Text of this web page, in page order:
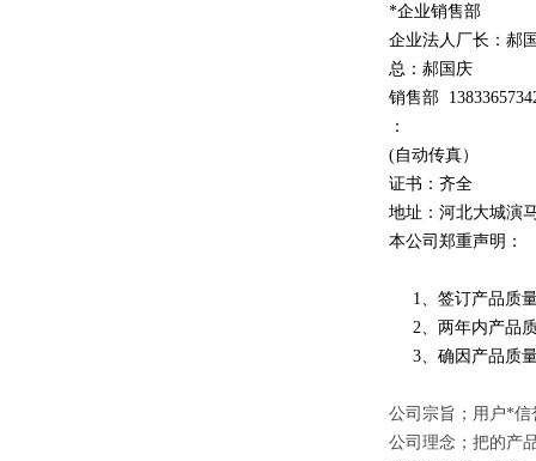
*企业销售部
企业法人厂长：郝
总：郝国庆
销售部 13833
：
(自动传真）
证书：齐全
地址：河北大城演
本公司郑重声明：
1、签订产品质量
2、两年内产品质
3、确因产品质量
公司宗旨；用户*
公司理念；把的产